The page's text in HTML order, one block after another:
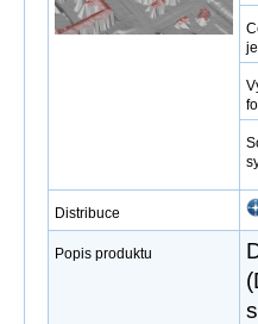
Distribuce
Popis produktu